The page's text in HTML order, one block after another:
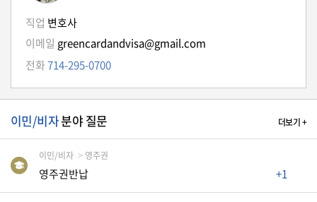
차
직업 변호사
이메일 greencardandvisa@gmail.com
전화714-295-0700
이민/비자분야 질문 더보기 +
이민/비자 영주권
영주권반납 +1